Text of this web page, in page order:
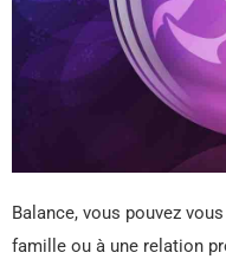
Balance, vous pouvez
famille ou à une relation